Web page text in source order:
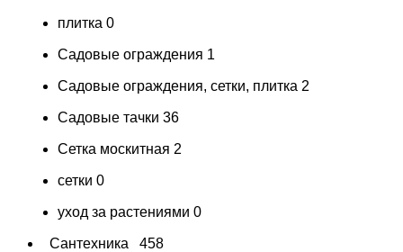
плитка 0
Садовые ограждения 1
Садовые ограждения, сетки, плитка 2
Садовые тачки 36
Сетка москитная 2
сетки 0
уход за растениями 0
Сантехника 458